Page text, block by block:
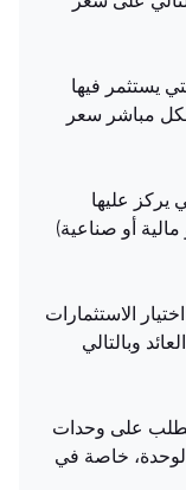
يستثمر فيها
مباشر سعر
يركز عليها
أو صناعية)
الاستثمارات
وبالتالي
على وحدات
خاصة في